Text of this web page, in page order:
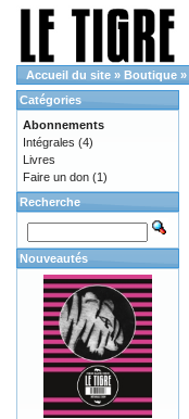
Accueil du site » Boutique »
Catégories
Abonnements
Intégrales (4)
Livres
Faire un don (1)
Recherche
Nouveautés